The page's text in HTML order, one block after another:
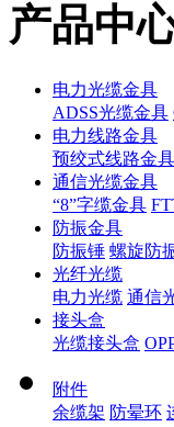
产品中
电力光缆金具
ADSS光缆金具
电力线路金具
预绞式线路金具
通信光缆金具
“8”字缆金具
防振金具
防振锤 螺旋防
光纤光缆
电力光缆 通信
接头盒
光缆接头盒
附件
余缆架 防晕环